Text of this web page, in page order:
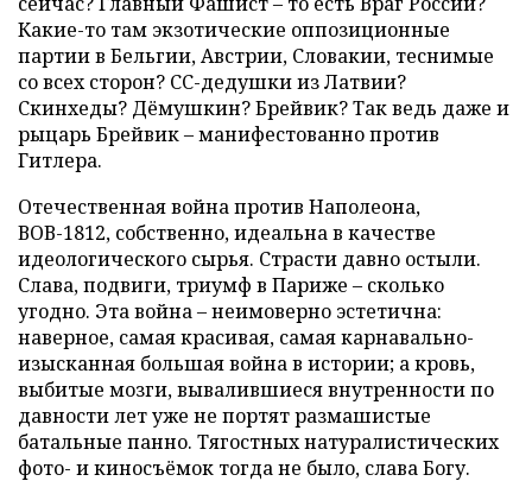
Какие-то там экзотические оппозиционные
партии в Бельгии, Австрии, Словакии, теснимые
со всех сторон? СС-дедушки из Латвии?
Скинхеды? Дёмушкин? Брейвик? Так ведь даже и
рыцарь Брейвик – манифестованно против
Гитлера.
Отечественная война против Наполеона,
ВОВ-1812, собственно, идеальна в качестве
идеологического сырья. Страсти давно остыли.
Слава, подвиги, триумф в Париже – сколько
угодно. Эта война – неимоверно эстетична:
наверное, самая красивая, самая карнавально-
изысканная большая война в истории; а кровь,
выбитые мозги, вывалившиеся внутренности по
давности лет уже не портят размашистые
батальные панно. Тягостных натуралистических
фото- и киносъёмок тогда не было, слава Богу.